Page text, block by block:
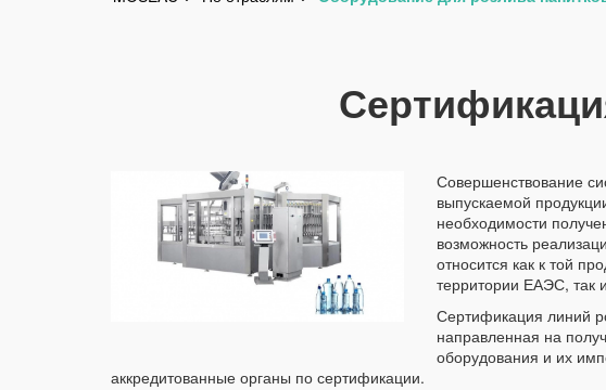
Совершенствование
выпускаемой
необходимости
возможность
относится как к той
территории ЕАЭС, так
Сертификация линий
направленная на
оборудования и их
аккредитованные органы по сертификации.